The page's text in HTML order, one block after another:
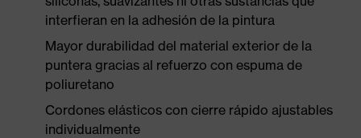
interfieran en la adhesión de la pintura
Mayor durabilidad del material exterior de la
puntera gracias al refuerzo con espuma de
poliuretano
Cordones elásticos con cierre rápido ajustables
individualmente